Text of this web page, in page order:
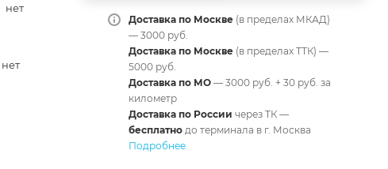
нет
нет
Доставка по Москве(в пределах МКАД)
— 3000 руб.
Доставка по Москве (в пределах ТТК) —
5000 руб.
Доставка по МО— 3000 руб. + 30 руб. за
километр
Доставка по России через ТК —
бесплатнодо терминала в г. Москва
Подробнее